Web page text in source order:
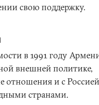
свою поддержку.
в 1991 году
внешней политике,
и с
странами.